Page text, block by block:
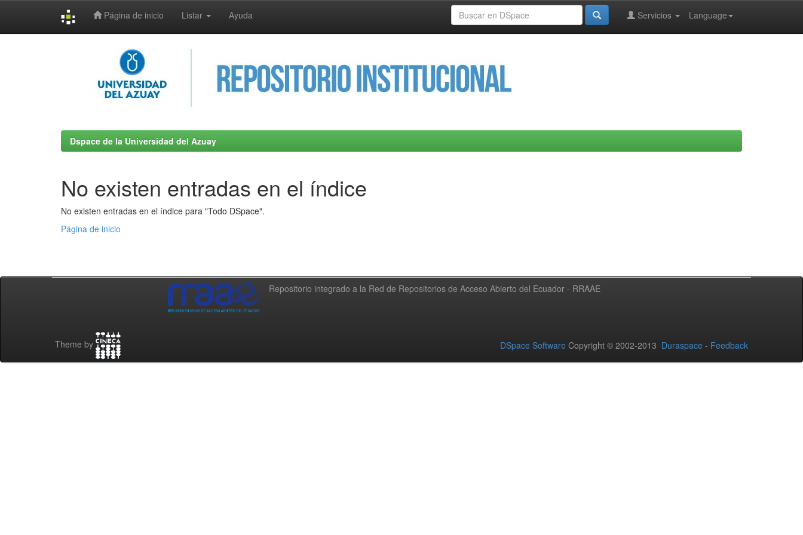
Página de inicio Listar Ayuda Language
Servicios
Dspace de la Universidad del Azuay
No existen entradas en el índice
No existen entradas en el índice para "Todo DSpace".
Página de inicio
Repositorio integrado a la Red de Repositorios de Acceso Abierto del Ecuador - RRAAE
Theme by DSpace Software Copyright © 2002-2013 Duraspace - Feedback